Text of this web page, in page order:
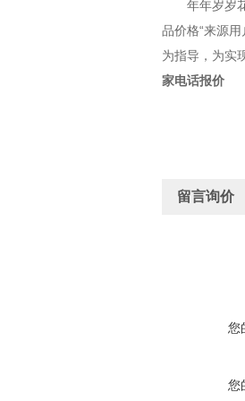
年年岁岁花
品价格“来源
为指导，为实
家电话报价
留言询价
您
您